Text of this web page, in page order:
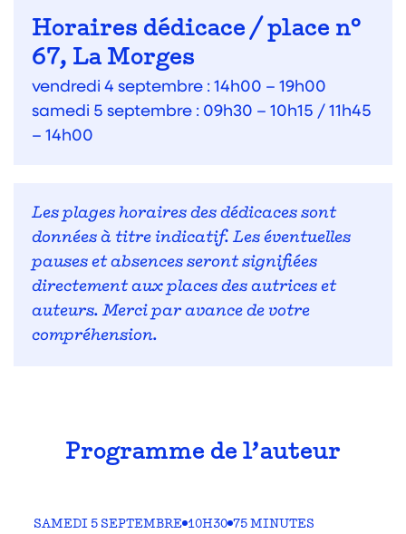
Horaires dédicace / place n°
67, La Morges
vendredi 4 septembre : 14h00 – 19h00
samedi 5 septembre : 09h30 – 10h15 / 11h45
– 14h00
Les plages horaires des dédicaces sont
données à titre indicatif. Les éventuelles
pauses et absences seront signifiées
directement aux places des autrices et
auteurs. Merci par avance de votre
compréhension.
Programme de l’auteur
SAMEDI 5 SEPTEMBRE 10H30 75 MINUTES